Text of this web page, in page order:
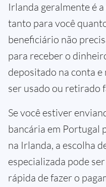
Irlanda geralmente é
tanto para você
beneficiário não
para receber o
depositado na conta
ser usado ou retirado
Se você estiver
bancária em Portugal
na Irlanda, a escolha
especializada pode
rápida de fazer o